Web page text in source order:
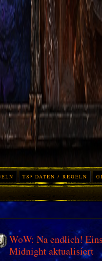
TS³ DATEN / REGELN
WoW: Na endlich!
Midnight aktualisiert